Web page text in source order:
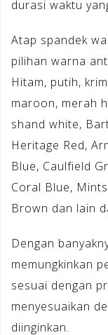
durasi waktu
Atap spandek
pilihan warna
Hitam, putih,
maroon, merah
shand white,
Heritage Red,
Blue, Caulfield
Coral Blue,
Brown dan lain
Dengan
memungkinkan
sesuai dengan
menyesuaikan
diinginkan.